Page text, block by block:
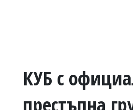
ВОЙНАТАКУБ с
престъпна